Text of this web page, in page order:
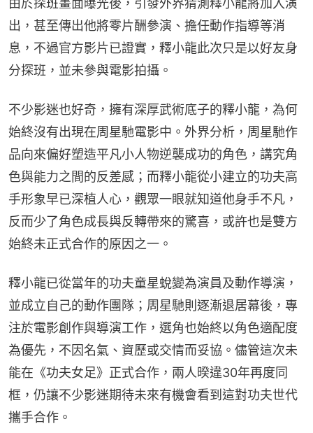
由於探班畫面曝光後，引發外界猜測釋小龍將加入演
出，甚至傳出他將零片酬參演、擔任動作指導等消
息，不過官方影片已證實，釋小龍此次只是以好友身
分探班，並未參與電影拍攝。
不少影迷也好奇，擁有深厚武術底子的釋小龍，為何
始終沒有出現在周星馳電影中。外界分析，周星馳作
品向來偏好塑造平凡小人物逆襲成功的角色，講究角
色與能力之間的反差感；而釋小龍從小建立的功夫高
手形象早已深植人心，觀眾一眼就知道他身手不凡，
反而少了角色成長與反轉帶來的驚喜，或許也是雙方
始終未正式合作的原因之一。
釋小龍已從當年的功夫童星蛻變為演員及動作導演，
並成立自己的動作團隊；周星馳則逐漸退居幕後，專
注於電影創作與導演工作，選角也始終以角色適配度
為優先，不因名氣、資歷或交情而妥協。儘管這次未
能在《功夫女足》正式合作，兩人暌違30年再度同
框，仍讓不少影迷期待未來有機會看到這對功夫世代
攜手合作。